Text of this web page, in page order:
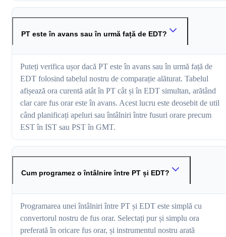
PT este în avans sau în urmă față de EDT?
Puteți verifica ușor dacă PT este în avans sau în urmă față de
EDT folosind tabelul nostru de comparație alăturat. Tabelul
afișează ora curentă atât în PT cât și în EDT simultan, arătând
clar care fus orar este în avans. Acest lucru este deosebit de util
când planificați apeluri sau întâlniri între fusuri orare precum
EST în IST sau PST în GMT.
Cum programez o întâlnire între PT și EDT?
Programarea unei întâlniri între PT și EDT este simplă cu
convertorul nostru de fus orar. Selectați pur și simplu ora
preferată în oricare fus orar, și instrumentul nostru arată